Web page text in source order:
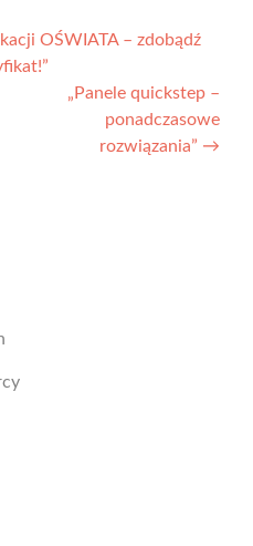
OŚWIATA – zdobądź
„Panele quickstep –
ponadczasowe
rozwiązania” →